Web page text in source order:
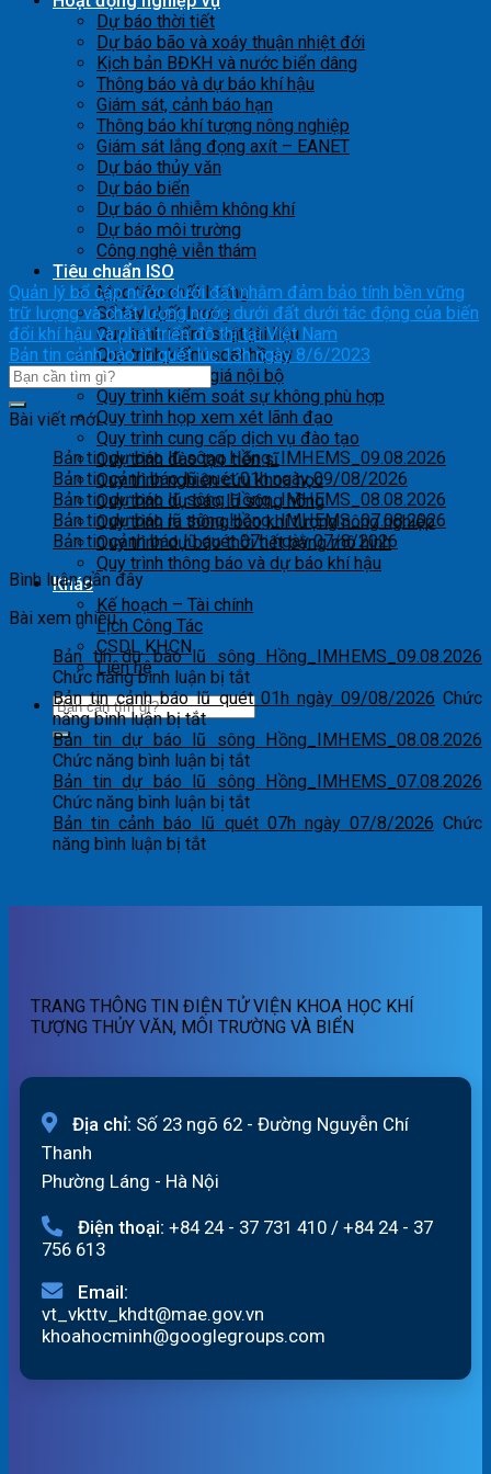
Dự báo thời tiết
Dự báo bão và xoáy thuận nhiệt đới
Kịch bản BĐKH và nước biển dâng
Thông báo và dự báo khí hậu
Giám sát, cảnh báo hạn
Thông báo khí tượng nông nghiệp
Giám sát lắng đọng axít – EANET
Dự báo thủy văn
Dự báo biển
Dự báo ô nhiễm không khí
Dự báo môi trường
Công nghệ viễn thám
Tiêu chuẩn ISO
Mục tiêu chất lượng
Sổ tay chất lượng
Quy trình kiểm soát tài liệu
Quy trình kiểm soát hồ sơ
Quy trình đánh giá nội bộ
Quy trình kiểm soát sự không phù hợp
Quy trình họp xem xét lãnh đạo
Quy trình cung cấp dịch vụ đào tạo
Quy trình đào tạo tiến sĩ
Quy trình nghiên cứu khoa học
Quy trình dự báo lũ sông hồng
Quy trình ra thông báo khí tượng nông nghiệp
Quy trình dự báo thời tiết bằng mô hình
Quy trình thông báo và dự báo khí hậu
Khác
Kế hoạch – Tài chính
Lịch Công Tác
CSDL KHCN
Liên hệ
Quản lý bổ cập nước dưới đất nhằm đảm bảo tính bền vững
trữ lượng và chất lượng nước dưới đất dưới tác động của biến
đổi khí hậu và phát triển đô thị tại Việt Nam
Bản tin cảnh báo lũ quét lúc 13h ngày 8/6/2023
Bài viết mới
Bản tin dự báo lũ sông Hồng_IMHEMS_09.08.2026
Bản tin cảnh báo lũ quét 01h ngày 09/08/2026
Bản tin dự báo lũ sông Hồng_IMHEMS_08.08.2026
Bản tin dự báo lũ sông Hồng_IMHEMS_07.08.2026
Bản tin cảnh báo lũ quét 07h ngày 07/8/2026
Bình luận gần đây
Bài xem nhiều
Bản tin dự báo lũ sông Hồng_IMHEMS_09.08.2026
Chức năng bình luận bị tắtở
Bản
tin
dự
báo
lũ
sông
Hồng_IMHEMS_09.08.2026
Bản tin cảnh báo lũ quét 01h ngày 09/08/2026 Chức
năng bình luận bị tắtở
Bản
tin
cảnh
báo
lũ
quét
09/08/2026
Bản tin dự báo lũ sông Hồng_IMHEMS_08.08.2026
Chức năng bình luận bị tắtở
Bản
tin
dự
Hồng_IMHEMS_08.08.2026
Bản tin dự báo lũ sông Hồng_IMHEMS_07.08.2026
Chức năng bình luận bị tắtở
Bản
lũ
Bản tin cảnh báo lũ quét 07h ngày 07/8/2026 Chức
năng bình luận bị tắtở
cảnh
ngày
07/8/2026
TRANG THÔNG TIN ĐIỆN TỬ VIỆN KHOA HỌC KHÍ
TƯỢNG THỦY VĂN, MÔI TRƯỜNG VÀ BIỂN
Địa chỉ: Số 23 ngõ 62 - Đường Nguyễn Chí
Thanh
Phường Láng - Hà Nội
Điện thoại: +84 24 - 37 731 410 / +84 24 - 37
756 613
Email:
vt_vkttv_khdt@mae.gov.vn
khoahocminh@googlegroups.com